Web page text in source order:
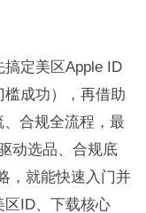
定美区Apple ID
成功），再借助
合规全流程，最
动选品、合规底
，就能快速入门并
区ID、下载核心